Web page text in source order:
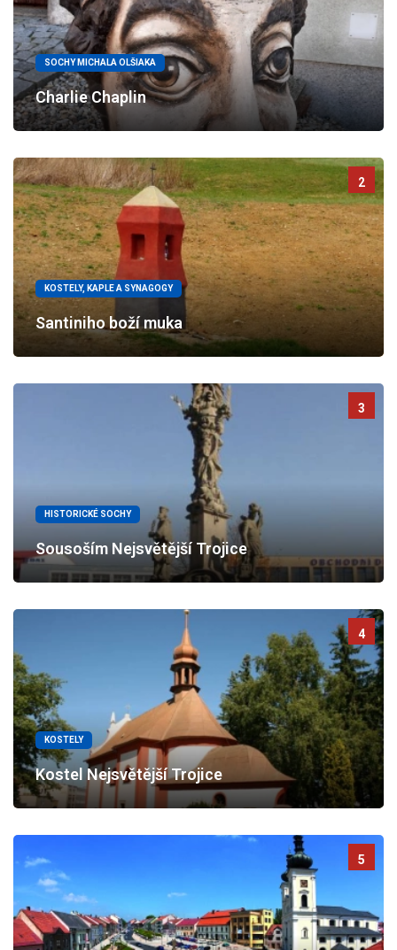
SOCHY MICHALA OLŠIAKA
Charlie Chaplin
2
KOSTELY, KAPLE A SYNAGOGY
Santiniho boží muka
3
HISTORICKÉ SOCHY
Sousoším Nejsvětější Trojice
4
KOSTELY
Kostel Nejsvětější Trojice
5